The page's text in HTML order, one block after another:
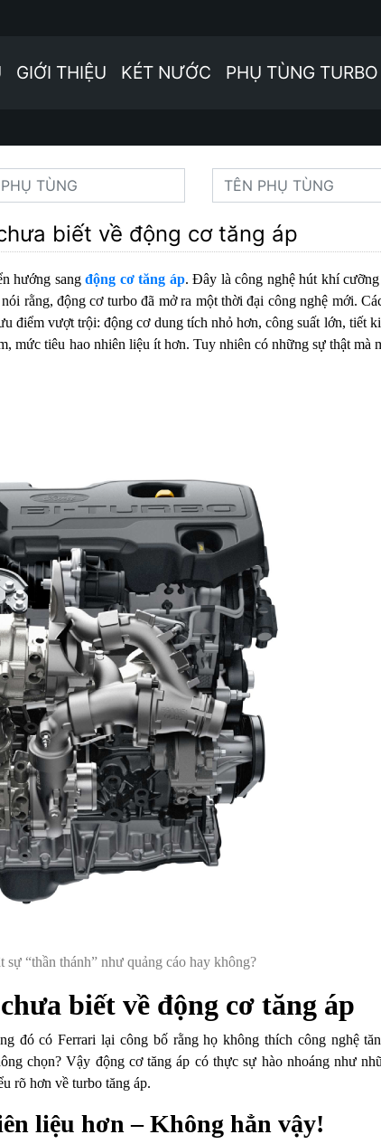
GIỚI THIỆU KÉT NƯỚC PHỤ TÙNG TURBO
biết về động cơ tăng áp
hướng sangđộng cơ tăng áp. Đây là công nghệ hút khí
rằng, động cơ turbo đã mở ra một thời đại công nghệ mới.
điểm vượt trội: động cơ dung tích nhỏ hơn, công suất lớn, tiết
mức tiêu hao nhiên liệu ít hơn. Tuy nhiên có những sự thật mà
sự “thần thánh” như quảng cáo hay không?
biết về động cơ tăng áp
đó có Ferrari lại công bố rằng họ không thích công nghệ
chọn? Vậy động cơ tăng áp có thực sự hào nhoáng như
rõ hơn về turbo tăng áp.
liệu hơn – Không hẳn vậy!